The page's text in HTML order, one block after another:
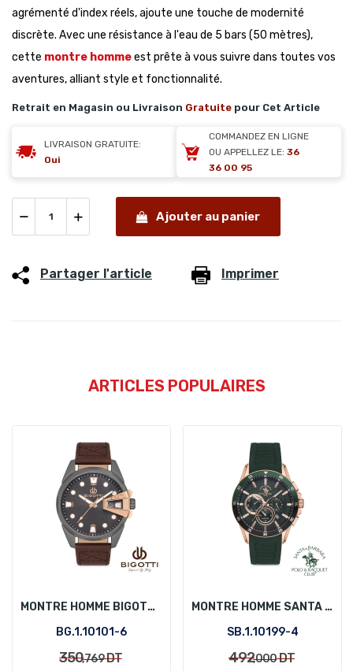
agrémenté d'index réels, ajoute une touche de modernité
discrète. Avec une résistance à l'eau de 5 bars (50 mètres),
cette montre hommeest prête à vous suivre dans toutes vos
aventures, alliant style et fonctionnalité.
Retrait en Magasin ou Livraison Gratuite pour Cet Article
LIVRAISON GRATUITE:
Oui
COMMANDEZ EN LIGNE
OU APPELLEZ LE: 36
36 00 95
Ajouter au panier
Partager l'article Imprimer
ARTICLES POPULAIRES
MONTRE HOMME BIGOTTI BG.1.10101-6
BG.1.10101-6
350,769DT
MONTRE HOMME SANTA BARBARA POLO SB.1.10199-4
SB.1.10199-4
492,000DT